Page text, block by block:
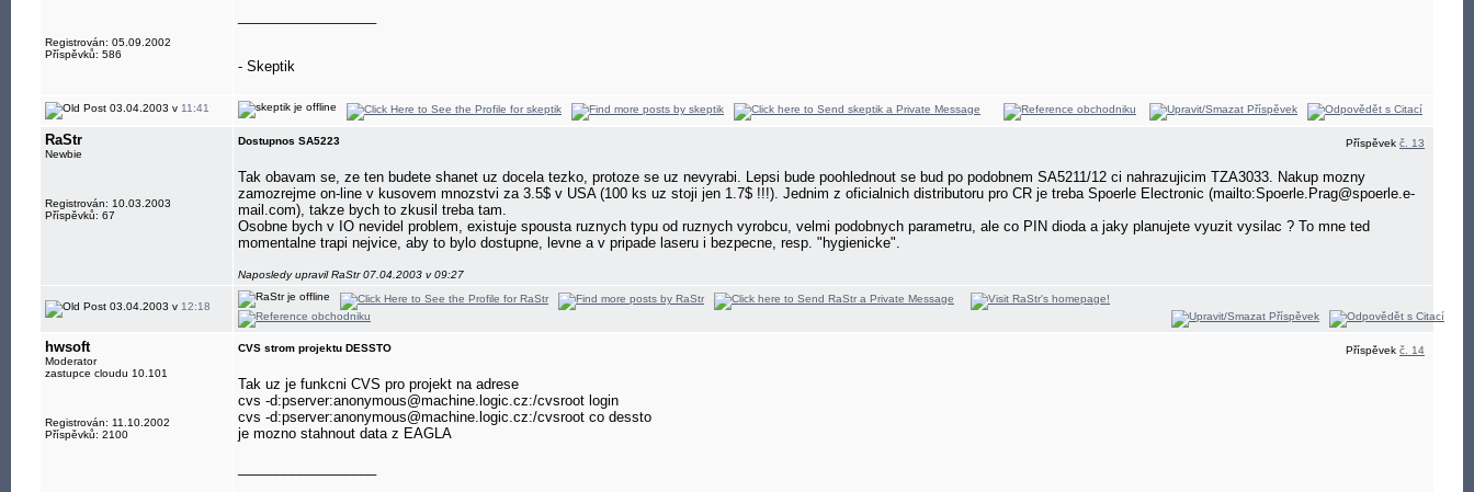
Registrován: 05.09.2002
Příspěvků: 586
- Skeptik
03.04.2003 v 11:41
RaStr
Newbie
Registrován: 10.03.2003
Příspěvků: 67
Dostupnos SA5223 Příspěvek č. 13
Tak obavam se, ze ten budete shanet uz docela tezko, protoze se uz nevyrabi. Lepsi bude poohlednout se bud po podobnem SA5211/12 ci nahrazujicim TZA3033. Nakup mozny
zamozrejme on-line v kusovem mnozstvi za 3.5$ v USA (100 ks uz stoji jen 1.7$ !!!). Jednim z oficialnich distributoru pro CR je treba Spoerle Electronic (mailto:Spoerle.Prag@spoerle.e-
mail.com), takze bych to zkusil treba tam.
Osobne bych v IO nevidel problem, existuje spousta ruznych typu od ruznych vyrobcu, velmi podobnych parametru, ale co PIN dioda a jaky planujete vyuzit vysilac ? To mne ted
momentalne trapi nejvice, aby to bylo dostupne, levne a v pripade laseru i bezpecne, resp. "hygienicke".
Naposledy upravil RaStr 07.04.2003 v 09:27
03.04.2003 v 12:18
hwsoft
Moderator
zastupce cloudu 10.101
Registrován: 11.10.2002
Příspěvků: 2100
CVS strom projektu DESSTO Příspěvek č. 14
Tak uz je funkcni CVS pro projekt na adrese
cvs -d:pserver:anonymous@machine.logic.cz:/cvsroot login
cvs -d:pserver:anonymous@machine.logic.cz:/cvsroot co dessto
je mozno stahnout data z EAGLA